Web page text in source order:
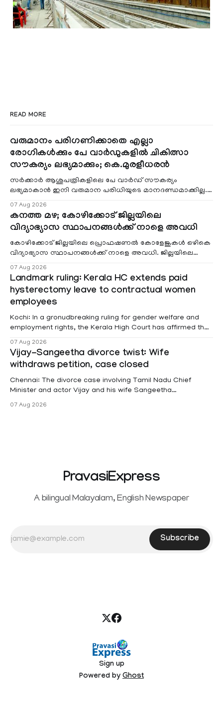
READ MORE
വരുമാനം പരിഗണിക്കാതെ എല്ലാ
രോഗികൾക്കും പേ വാർഡുകളിൽ ചികിത്സാ
സൗകര്യം ലഭ്യമാക്കും; കെ.മുരളീധരൻ
സർക്കാർ ആശുപത്രികളിലെ പേ വാർഡ് സൗകര്യം
ലഭ്യമാകാൻ ഇനി വരുമാന പരിധിയുടെ മാനദണ്ഡമാക്കില്ല.
07 Aug 2026
കനത്ത മഴ; കോഴിക്കോട് ജില്ലയിലെ
വിദ്യാഭ്യാസ സ്ഥാപനങ്ങൾക്ക് നാളെ അവധി
കോഴിക്കോട് ജില്ലയിലെ പ്രൊഫഷണൽ കോളേജുകൾ ഒഴികെ
വിദ്യാഭ്യാസ സ്ഥാപനങ്ങൾക്ക് നാളെ അവധി. ജില്ലയിലെ
07 Aug 2026
Landmark ruling: Kerala HC extends paid
hysterectomy leave to contractual women
employees
Kochi: In a gronudbreaking ruling for gender welfare and
employment rights, the Kerala High Court has affirmed that
projects are eligible for paid medical leave following
hysterectomy surgery under the Kerala Service Rules
(KSR). The court noted that since essential benefits like
maternity
07 Aug 2026
Vijay-Sangeetha divorce twist: Wife
withdraws petition, case closed
Chennai: The divorce case involving Tamil Nadu Chief
Minister and actor Vijay and his wife Sangeetha
Sowrnalingam has taken a new turn after Sangeetha
07 Aug 2026
PravasiExpress
A bilingual Malayalam, English Newspaper
Subscribe
Sign up
Powered by Ghost